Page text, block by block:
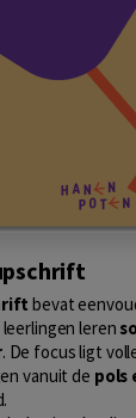
bevat
leren
. De focus ligt
vanuit de pols